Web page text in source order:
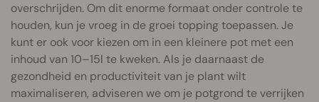
overschrijden. Om dit enorme formaat onder controle te
houden, kun je vroeg in de groei topping toepassen. Je
kunt er ook voor kiezen om in een kleinere pot met een
inhoud van 10–15l te kweken. Als je daarnaast de
gezondheid en productiviteit van je plant wilt
maximaliseren, adviseren we om je potgrond te verrijken